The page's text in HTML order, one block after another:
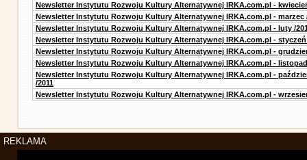
Newsletter Instytutu Rozwoju Kultury Alternatywnej IRKA.com.pl -
Newsletter Instytutu Rozwoju Kultury Alternatywnej IRKA.com.pl - marzec
Newsletter Instytutu Rozwoju Kultury Alternatywnej IRKA.com.pl - luty /
Newsletter Instytutu Rozwoju Kultury Alternatywnej IRKA.com.pl - styczeń
Newsletter Instytutu Rozwoju Kultury Alternatywnej IRKA.com.pl -
Newsletter Instytutu Rozwoju Kultury Alternatywnej IRKA.com.pl - listopad
Newsletter Instytutu Rozwoju Kultury Alternatywnej IRKA.com.pl -
/2011
Newsletter Instytutu Rozwoju Kultury Alternatywnej IRKA.com.pl -
REKLAMA